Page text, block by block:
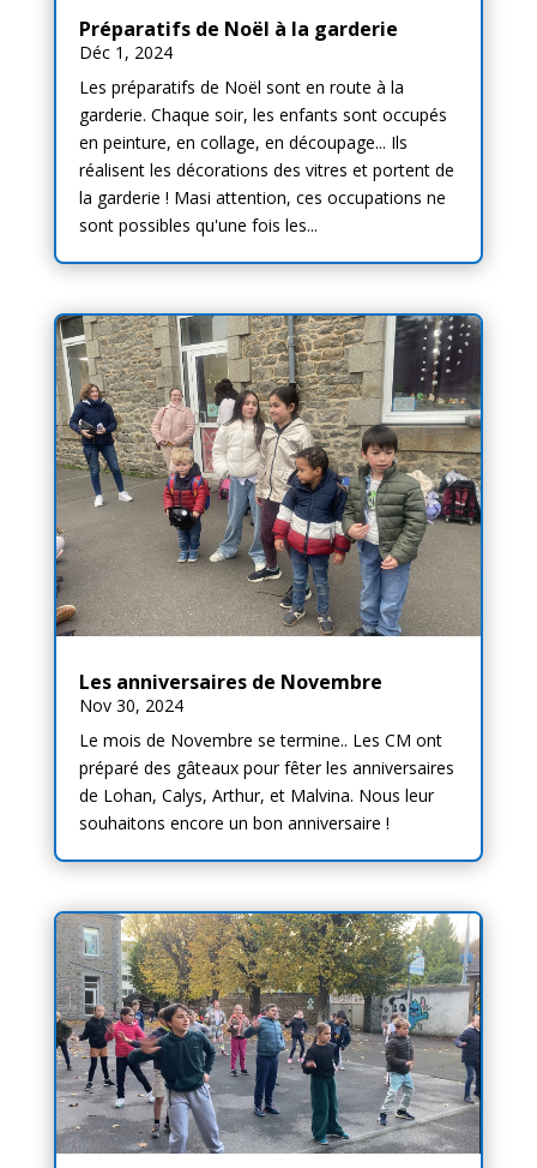
Préparatifs de Noël à la garderie
Déc 1, 2024
Les préparatifs de Noël sont en route à la
garderie. Chaque soir, les enfants sont occupés
en peinture, en collage, en découpage... Ils
réalisent les décorations des vitres et portent de
la garderie ! Masi attention, ces occupations ne
sont possibles qu'une fois les...
Les anniversaires de Novembre
Nov 30, 2024
Le mois de Novembre se termine.. Les CM ont
préparé des gâteaux pour fêter les anniversaires
de Lohan, Calys, Arthur, et Malvina. Nous leur
souhaitons encore un bon anniversaire !